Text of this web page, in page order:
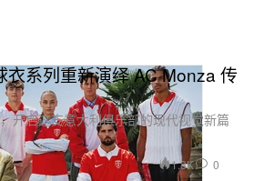
系列重新演绎 AC Monza 传
开启这支意大利俱乐部的现代视觉新篇
1.3K 0